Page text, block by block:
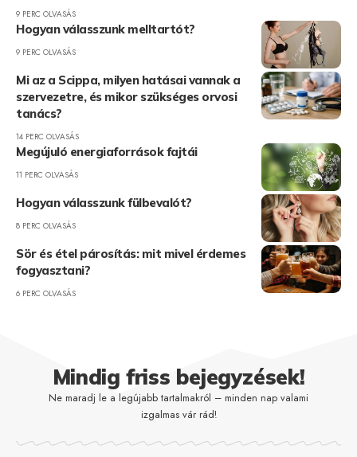
9 PERC OLVASÁS
Hogyan válasszunk melltartót?
9 PERC OLVASÁS
Mi az a Scippa, milyen hatásai vannak a
szervezetre, és mikor szükséges orvosi
tanács?
14 PERC OLVASÁS
Megújuló energiaforrások fajtái
11 PERC OLVASÁS
Hogyan válasszunk fülbevalót?
8 PERC OLVASÁS
Sör és étel párosítás: mit mivel érdemes
fogyasztani?
6 PERC OLVASÁS
Mindig friss bejegyzések!
Ne maradj le a legújabb tartalmakról – minden nap valami
izgalmas vár rád!